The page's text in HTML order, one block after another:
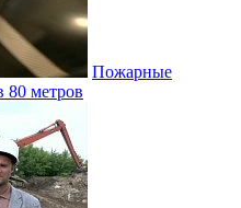
Пожарные
80 метров